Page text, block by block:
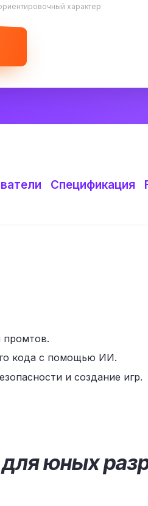
характер
Спецификация
промтов.
кода с помощью ИИ.
и создание игр.
юных